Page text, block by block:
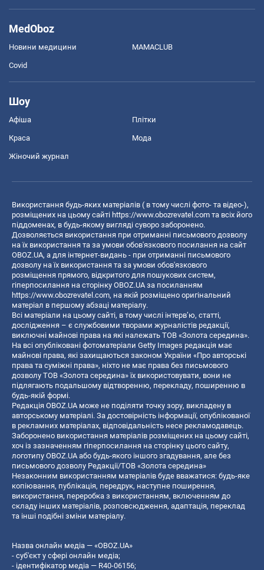
MedOboz
Новини медицини MAMACLUB
Covid
Шоу
Афіша Плітки
Краса Мода
Жіночий журнал
Використання будь-яких матеріалів ( в тому числі фото- та відео-),
розміщених на цьому сайті https://www.obozrevatel.com та всіх його
піддоменах, в будь-якому вигляді суворо заборонено.
Дозволяється використання при отриманні письмового дозволу
на їх використання та за умови обов'язкового посилання на сайт
OBOZ.UA, а для інтернет-видань - при отриманні письмового
дозволу на їх використання та за умови обов'язкового
розміщення прямого, відкритого для пошукових систем,
гіперпосилання на сторінку OBOZ.UA за посиланням
https://www.obozrevatel.com, на якій розміщено оригінальний
матеріал в першому абзаці матеріалу.
Всі матеріали на цьому сайті, в тому числі інтерв’ю, статті,
дослідження – є службовими творами журналістів редакції,
виключні майнові права на які належать ТОВ «Золота середина».
На всі опубліковані фотоматеріали Getty Images редакція має
майнові права, які захищаються законом України «Про авторські
права та суміжні права», ніхто не має права без письмового
дозволу ТОВ «Золота середина» їх використовувати, вони не
підлягають подальшому відтворенню, перекладу, поширенню в
будь-якій формі.
Редакція OBOZ.UA може не поділяти точку зору, викладену в
авторському матеріалі. За достовірність інформації, опублікованої
в рекламних матеріалах, відповідальність несе рекламодавець.
Заборонено використання матеріалів розміщених на цьому сайті,
хоч із зазначенням гіперпосилання на сторінку цього сайту,
логотипу OBOZ.UA або будь-якого іншого згадування, але без
письмового дозволу Редакції/ТОВ «Золота середина»
Незаконним використанням матеріалів буде вважатися: будь-яке
копiювання, публiкацiя, передрук, наступне поширення,
використання, переробка з використанням, включенням до
складу інших матеріалів, розповсюдження, адаптація, переклад
та інші подібні зміни матеріалу.
Назва онлайн медіа — «OBOZ.UA»
- суб'єкт у сфері онлайн медіа;
- ідентифікатор медіа — R40-06156;